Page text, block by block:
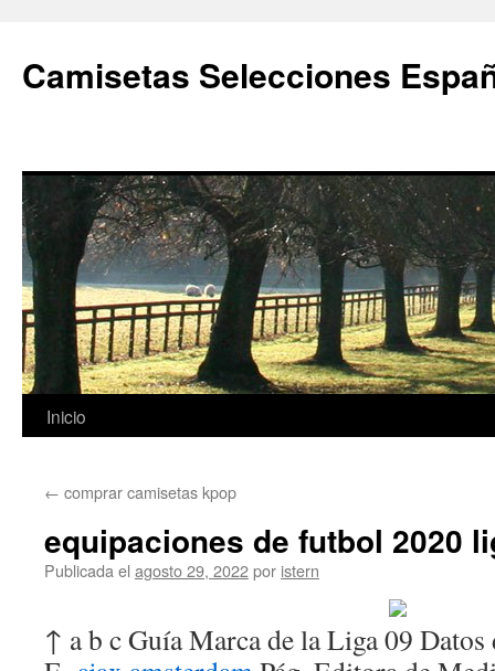
Camisetas Selecciones
Saltar
contenido
Inicio
← comprar camisetas kpop
equipaciones de futbol 2020
Publicada el agosto 29, 2022por istern
↑ a b c Guía Marca de la Liga 09